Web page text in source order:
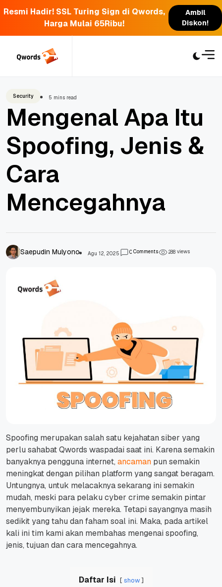
Resmi Hadir! SSL Turing Sign di Qwords,
Harga Mulai 65Ribu!
Ambil
Diskon!
Security 5 mins read
Mengenal Apa Itu
Spoofing, Jenis &
Cara
Mencegahnya
Saepudin Mulyono Agu 12, 2025 0Comments 288views
Spoofing merupakan salah satu kejahatan siber yang
perlu sahabat Qwords waspadai saat ini. Karena semakin
banyaknya pengguna internet, ancaman pun semakin
meningkat dengan pilihan platform yang sangat beragam.
Untungnya, untuk melacaknya sekarang ini semakin
mudah, meski para pelaku cyber crime semakin pintar
menyembunyikan jejak mereka. Tetapi sayangnya masih
sedikit yang tahu dan faham soal ini. Maka, pada artikel
kali ini tim kami akan membahas mengenai spoofing,
jenis, tujuan dan cara mencegahnya.
Daftar Isi show